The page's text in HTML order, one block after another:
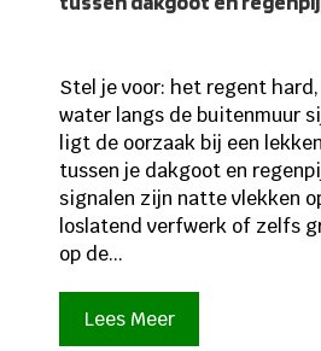
Stel je voor: het regent
water langs de buitenmuur
ligt de oorzaak bij een
tussen je dakgoot en
signalen zijn natte vlekken
loslatend verfwerk of zelfs
op de...
Lees Meer